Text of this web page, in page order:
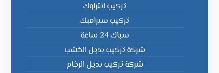
تركيب انترلوك
تركيب سيرامبك
سباك 24 ساعة
شركة تركيب بديل الخشب
شركة تركيب بديل الرخام